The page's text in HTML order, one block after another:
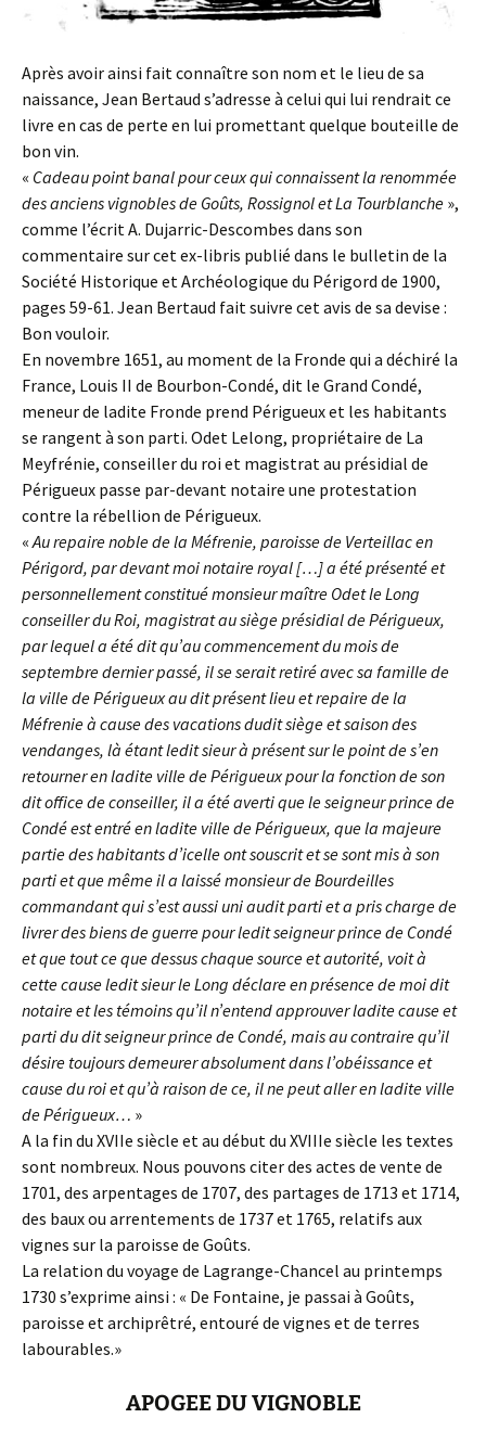
Après avoir ainsi fait connaître son nom et le lieu de sa
naissance, Jean Bertaud s’adresse à celui qui lui rendrait ce
livre en cas de perte en lui promettant quelque bouteille de
bon vin.
« Cadeau point banal pour ceux qui connaissent la renommée
des anciens vignobles de Goûts, Rossignol et La Tourblanche »,
comme l’écrit A. Dujarric-Descombes dans son
commentaire sur cet ex-libris publié dans le bulletin de la
Société Historique et Archéologique du Périgord de 1900,
pages 59-61. Jean Bertaud fait suivre cet avis de sa devise :
Bon vouloir.
En novembre 1651, au moment de la Fronde qui a déchiré la
France, Louis II de Bourbon-Condé, dit le Grand Condé,
meneur de ladite Fronde prend Périgueux et les habitants
se rangent à son parti. Odet Lelong, propriétaire de La
Meyfrénie, conseiller du roi et magistrat au présidial de
Périgueux passe par-devant notaire une protestation
contre la rébellion de Périgueux.
«Au repaire noble de la Méfrenie, paroisse de Verteillac en
Périgord, par devant moi notaire royal […] a été présenté et
personnellement constitué monsieur maître Odet le Long
conseiller du Roi, magistrat au siège présidial de Périgueux,
par lequel a été dit qu’au commencement du mois de
septembre dernier passé, il se serait retiré avec sa famille de
la ville de Périgueux au dit présent lieu et repaire de la
Méfrenie à cause des vacations dudit siège et saison des
vendanges, là étant ledit sieur à présent sur le point de s’en
retourner en ladite ville de Périgueux pour la fonction de son
dit office de conseiller, il a été averti que le seigneur prince de
Condé est entré en ladite ville de Périgueux, que la majeure
partie des habitants d’icelle ont souscrit et se sont mis à son
parti et que même il a laissé monsieur de Bourdeilles
commandant qui s’est aussi uni audit parti et a pris charge de
livrer des biens de guerre pour ledit seigneur prince de Condé
et que tout ce que dessus chaque source et autorité, voit à
cette cause ledit sieur le Long déclare en présence de moi dit
notaire et les témoins qu’il n’entend approuver ladite cause et
parti du dit seigneur prince de Condé, mais au contraire qu’il
désire toujours demeurer absolument dans l’obéissance et
cause du roi et qu’à raison de ce, il ne peut aller en ladite ville
de Périgueux… »
A la fin du XVIIe siècle et au début du XVIIIe siècle les textes
sont nombreux. Nous pouvons citer des actes de vente de
1701, des arpentages de 1707, des partages de 1713 et 1714,
des baux ou arrentements de 1737 et 1765, relatifs aux
vignes sur la paroisse de Goûts.
La relation du voyage de Lagrange-Chancel au printemps
1730 s’exprime ainsi : « De Fontaine, je passai à Goûts,
paroisse et archiprêtré, entouré de vignes et de terres
labourables.»
APOGEE DU VIGNOBLE